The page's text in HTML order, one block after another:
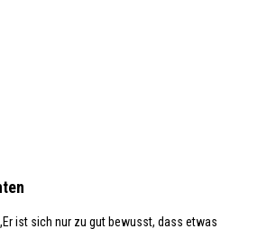
ist sich nur zu gut bewusst, dass etwas